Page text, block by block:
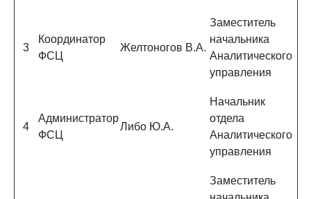
3
Координатор
ФСЦ
Желтоногов В.А.
Заместитель
начальника
Аналитического
управления
4
Администратор
ФСЦ
Либо Ю.А.
Начальник
отдела
Аналитического
управления
Заместитель